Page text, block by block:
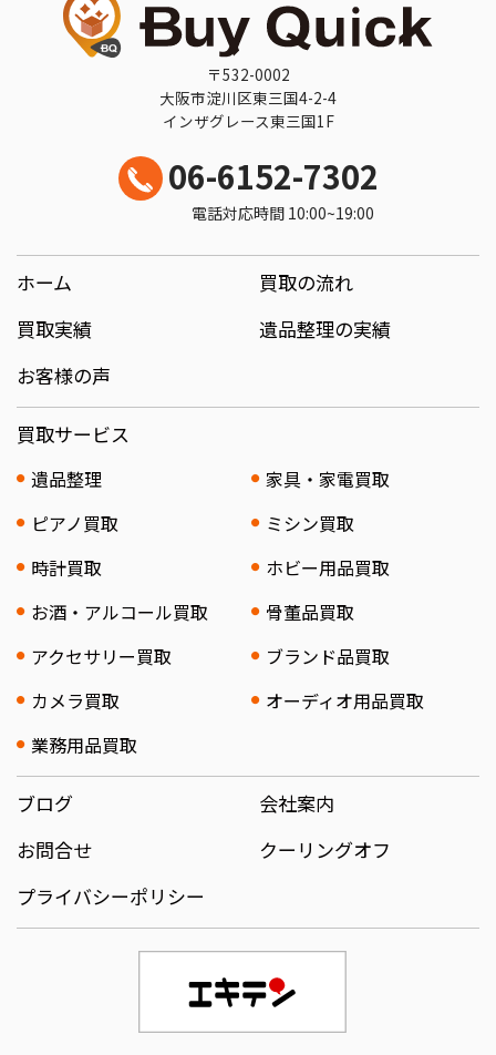
〒532-0002
大阪市淀川区東三国4-2-4
インザグレース東三国1F
06-6152-7302
電話対応時間 10:00~19:00
ホーム
買取の流れ
買取実績
遺品整理の実績
お客様の声
買取サービス
遺品整理
家具・家電買取
ピアノ買取
ミシン買取
時計買取
ホビー用品買取
お酒・アルコール買取
骨董品買取
アクセサリー買取
ブランド品買取
カメラ買取
オーディオ用品買取
業務用品買取
ブログ
会社案内
お問合せ
クーリングオフ
プライバシーポリシー